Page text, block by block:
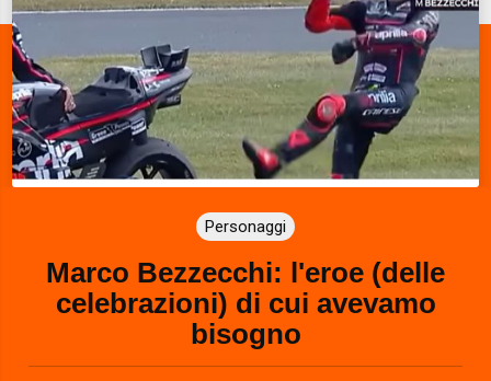
Personaggi
Marco Bezzecchi: l'eroe (delle
celebrazioni) di cui avevamo
bisogno